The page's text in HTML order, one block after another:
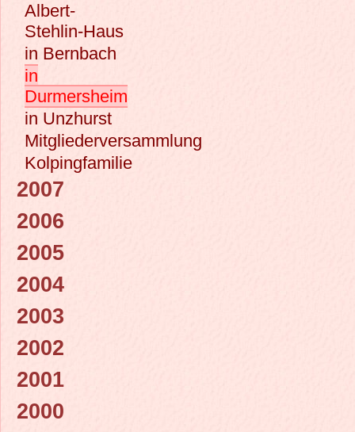
Albert-
Stehlin-Haus
in Bernbach
in
Durmersheim
in Unzhurst
Mitgliederversammlung
Kolpingfamilie
2007
2006
2005
2004
2003
2002
2001
2000